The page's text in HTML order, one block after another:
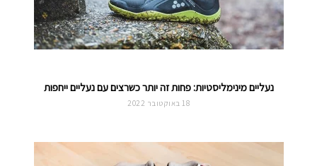
נעליים מינימליסטיות: פחות זה יותר כשרצים עם נעליים ייחפות
18 באוקטובר 2022